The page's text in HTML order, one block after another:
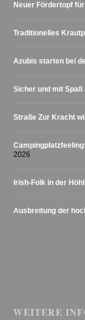
Neuer Fördertopf
Traditionelles
Azubis starten bei
Sicher und mit
Straße Zur Kracht
2026
Irish-Folk in der
Ausbreitung der
WEITERE